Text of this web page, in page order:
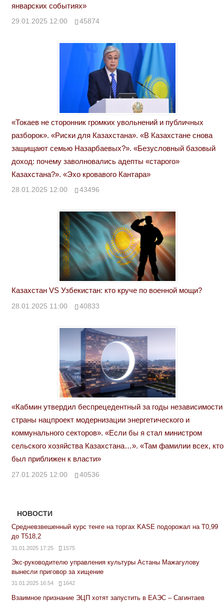
январских событиях»
29.01.2025 12:00 45874
«Токаев не сторонник громких увольнений и публичных
разборок». «Риски для Казахстана». «В Казахстане снова
защищают семью Назарбаевых?». «Безусловный базовый
доход: почему заволновались адепты «старого»
Казахстана?». «Эхо кровавого Кантара»
28.01.2025 12:00 43496
Казахстан VS Узбекистан: кто круче по военной мощи?
28.01.2025 11:00 40833
«Кабмин утвердил беспрецедентный за годы независимости
страны нацпроект модернизации энергетического и
коммунального секторов». «Если бы я стал министром
сельского хозяйства Казахстана…». «Там фамилии всех, кто
был приближен к власти»
27.01.2025 12:00 40536
НОВОСТИ
Средневзвешенный курс тенге на торгах KASE подорожал на Т0,99
до Т518,2
31.01.2025 17:25 1575
Экс-руководителю управления культуры Астаны Мажагулову
вынесли приговор за хищение
31.01.2025 16:54 1642
Взаимное признание ЭЦП хотят запустить в ЕАЭС – Сагинтаев